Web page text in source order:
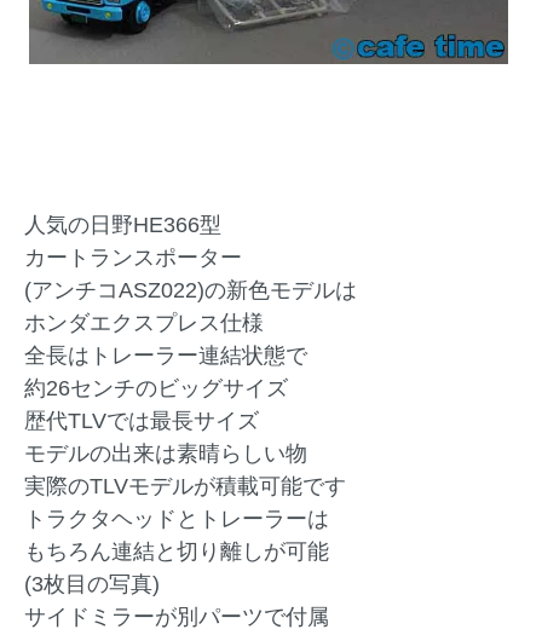
人気の日野HE366型
カートランスポーター
(アンチコASZ022)の新色モデルは
ホンダエクスプレス仕様
全長はトレーラー連結状態で
約26センチのビッグサイズ
歴代TLVでは最長サイズ
モデルの出来は素晴らしい物
実際のTLVモデルが積載可能です
トラクタヘッドとトレーラーは
もちろん連結と切り離しが可能
(3枚目の写真)
サイドミラーが別パーツで付属